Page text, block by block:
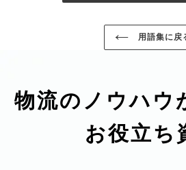
用語集に戻
物流のノウハウ
お役立ち